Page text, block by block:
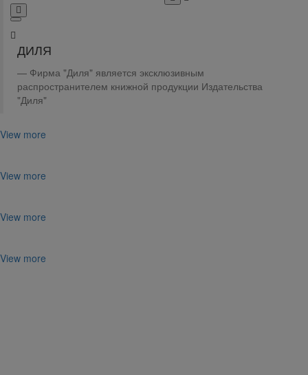
ДИЛЯ
Фирма "Диля" является эксклюзивным
распространителем книжной продукции Издательства
"Диля"
View more
View more
View more
View more